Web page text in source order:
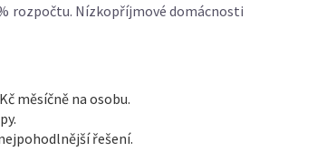
rozpočtu. Nízkopříjmové domácnosti
měsíčně na osobu.
řešení.